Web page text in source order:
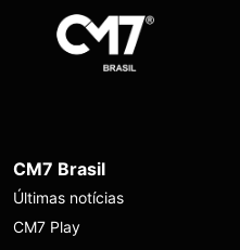
CM7 Brasil
Últimas notícias
CM7 Play